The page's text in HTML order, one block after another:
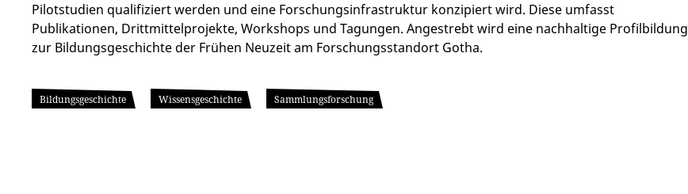
Pilotstudien qualifiziert werden und eine Forschungsinfrastruktur konzipiert wird. Diese umfasst
Publikationen, Drittmittelprojekte, Workshops und Tagungen. Angestrebt wird eine nachhaltige Profilbildung
zur Bildungsgeschichte der Frühen Neuzeit am Forschungsstandort Gotha.
Bildungsgeschichte Wissensgeschichte Sammlungsforschung